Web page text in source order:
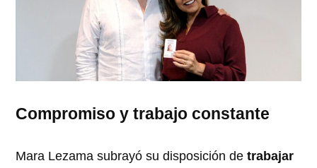
Compromiso y trabajo constante
Mara Lezama subrayó su disposición de trabajar